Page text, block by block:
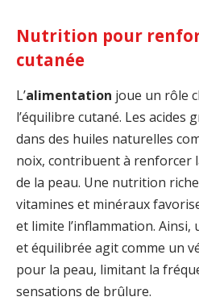
Nutrition pour
cutanée
L’alimentation joue un rôle
l’équilibre cutané. Les acides
dans des huiles naturelles
noix, contribuent à renforcer
de la peau. Une nutrition
vitamines et minéraux
et limite l’inflammation.
et équilibrée agit comme un
pour la peau, limitant la
sensations de brûlure.